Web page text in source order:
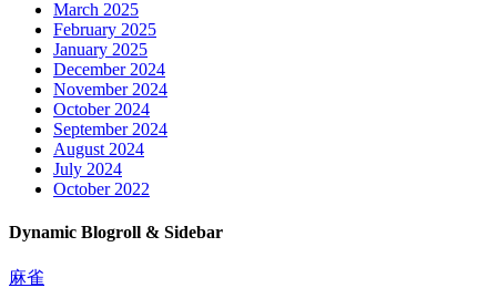
March 2025
February 2025
January 2025
December 2024
November 2024
October 2024
September 2024
August 2024
July 2024
October 2022
Dynamic Blogroll & Sidebar
麻雀